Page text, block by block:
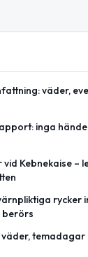
väder,
inga
vid Kebnekaise –
rycker
temadagar